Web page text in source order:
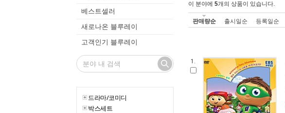
베스트셀러
새로나온 블루레이
고객인기 블루레이
드라마/코미디
박스세트
이 분야에 5개의 상품이 있습니다.
판매량순 출시일순 등록일순
1.